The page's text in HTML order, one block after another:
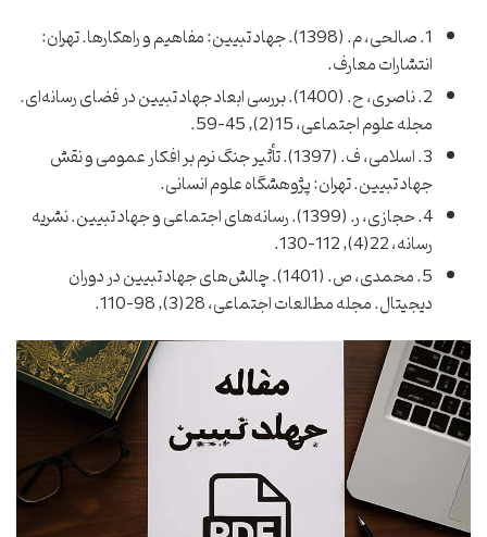
1. صالحی، م. (1398). جهاد تبیین: مفاهیم و راهکارها. تهران:
انتشارات معارف.
2. ناصری، ح. (1400). بررسی ابعاد جهاد تبیین در فضای رسانه‌ای.
مجله علوم اجتماعی، 15(2), 45-59.
3. اسلامی، ف. (1397). تأثیر جنگ نرم بر افکار عمومی و نقش
جهاد تبیین. تهران: پژوهشگاه علوم انسانی.
4. حجازی، ر. (1399). رسانه‌های اجتماعی و جهاد تبیین. نشریه
رسانه، 22(4), 112-130.
5. محمدی، ص. (1401). چالش‌های جهاد تبیین در دوران
دیجیتال. مجله مطالعات اجتماعی، 28(3), 98-110.